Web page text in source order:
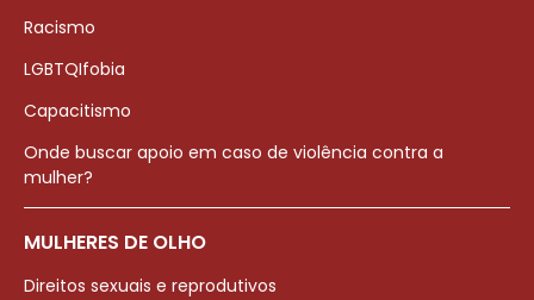
Racismo
LGBTQIfobia
Capacitismo
Onde buscar apoio em caso de violência contra a
mulher?
MULHERES DE OLHO
Direitos sexuais e reprodutivos